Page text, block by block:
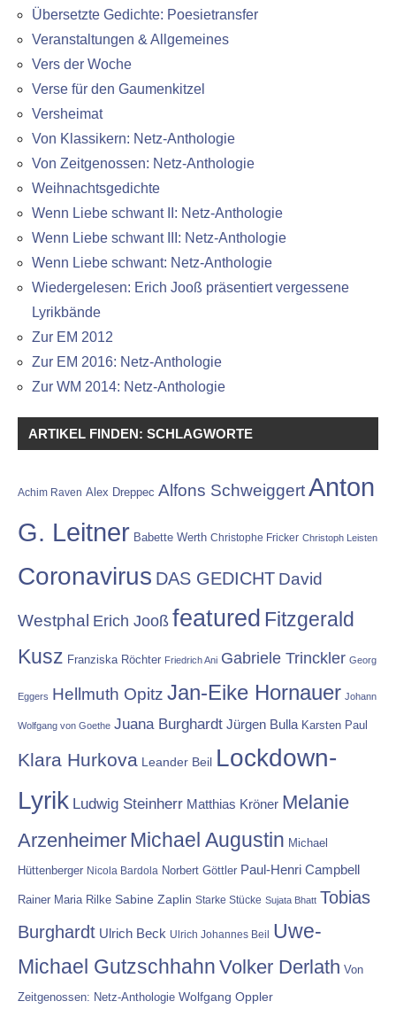
Übersetzte Gedichte: Poesietransfer
Veranstaltungen & Allgemeines
Vers der Woche
Verse für den Gaumenkitzel
Versheimat
Von Klassikern: Netz-Anthologie
Von Zeitgenossen: Netz-Anthologie
Weihnachtsgedichte
Wenn Liebe schwant II: Netz-Anthologie
Wenn Liebe schwant III: Netz-Anthologie
Wenn Liebe schwant: Netz-Anthologie
Wiedergelesen: Erich Jooß präsentiert vergessene
Lyrikbände
Zur EM 2012
Zur EM 2016: Netz-Anthologie
Zur WM 2014: Netz-Anthologie
ARTIKEL FINDEN: SCHLAGWORTE
Achim Raven Alex Dreppec Alfons SchweiggertAnton
G. Leitner Babette Werth Christophe Fricker Christoph Leisten
Coronavirus DAS GEDICHT David
Westphal Erich Jooß featured Fitzgerald
Kusz Franziska Röchter Friedrich Ani Gabriele Trinckler Georg
Eggers Hellmuth Opitz Jan-Eike Hornauer Johann
Wolfgang von Goethe Juana Burghardt Jürgen Bulla Karsten Paul
Klara Hurkova Leander Beil Lockdown-
Lyrik Ludwig Steinherr Matthias Kröner Melanie
Arzenheimer Michael Augustin Michael
Hüttenberger Nicola Bardola Norbert Göttler Paul-Henri Campbell
Rainer Maria Rilke Sabine Zaplin Starke Stücke Sujata Bhatt Tobias
Burghardt Ulrich Beck Ulrich Johannes Beil
Uwe-
Michael Gutzschhahn Volker Derlath Von
Zeitgenossen: Netz-Anthologie Wolfgang Oppler